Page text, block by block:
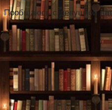
Пообщаюсь с девушкой